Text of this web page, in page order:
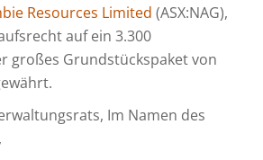
Resources Limited (ASX:NAG),
auf ein 3.300
großes Grundstückspaket von
Im Namen des